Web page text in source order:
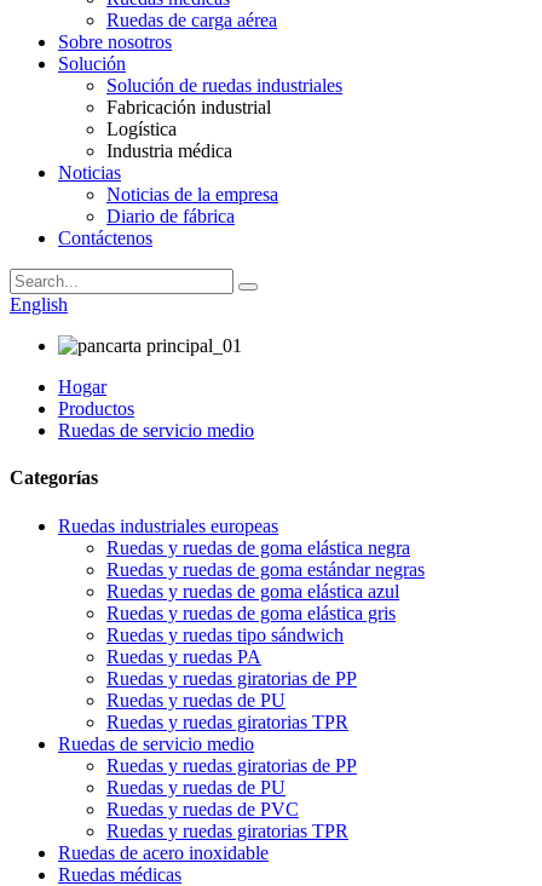
Ruedas de carga aérea
Sobre nosotros
Solución
Solución de ruedas industriales
Fabricación industrial
Logística
Industria médica
Noticias
Noticias de la empresa
Diario de fábrica
Contáctenos
English
Hogar
Productos
Ruedas de servicio medio
Categorías
Ruedas industriales europeas
Ruedas y ruedas de goma elástica negra
Ruedas y ruedas de goma estándar negras
Ruedas y ruedas de goma elástica azul
Ruedas y ruedas de goma elástica gris
Ruedas y ruedas tipo sándwich
Ruedas y ruedas PA
Ruedas y ruedas giratorias de PP
Ruedas y ruedas de PU
Ruedas y ruedas giratorias TPR
Ruedas de servicio medio
Ruedas y ruedas giratorias de PP
Ruedas y ruedas de PU
Ruedas y ruedas de PVC
Ruedas y ruedas giratorias TPR
Ruedas de acero inoxidable
Ruedas médicas